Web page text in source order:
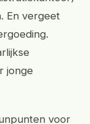
En vergeet
jonge
voor